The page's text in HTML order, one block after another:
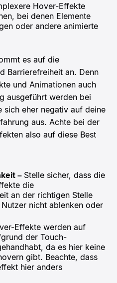
Hover-Effekte
bei denen Elemente
oder andere animierte
es auf die
Barrierefreiheit an. Denn
und Animationen auch
ausgeführt werden bei
sich eher negativ auf deine
aus. Achte bei der
also auf diese Best
– Stelle sicher, dass die
die
an der richtigen Stelle
nicht ablenken oder
Effekte werden auf
der Touch-
da es hier keine
gibt. Beachte, dass
hier anders